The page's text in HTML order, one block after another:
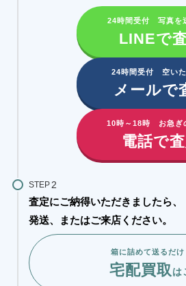
24時間受付 写真を
LINEで
24時間受付 空い
メールで
10時～18時 お急ぎ
電話で
STEP
査定にご納得いただきましたら、
発送、またはご来店ください。
箱に詰めて送るだ
宅配買取は